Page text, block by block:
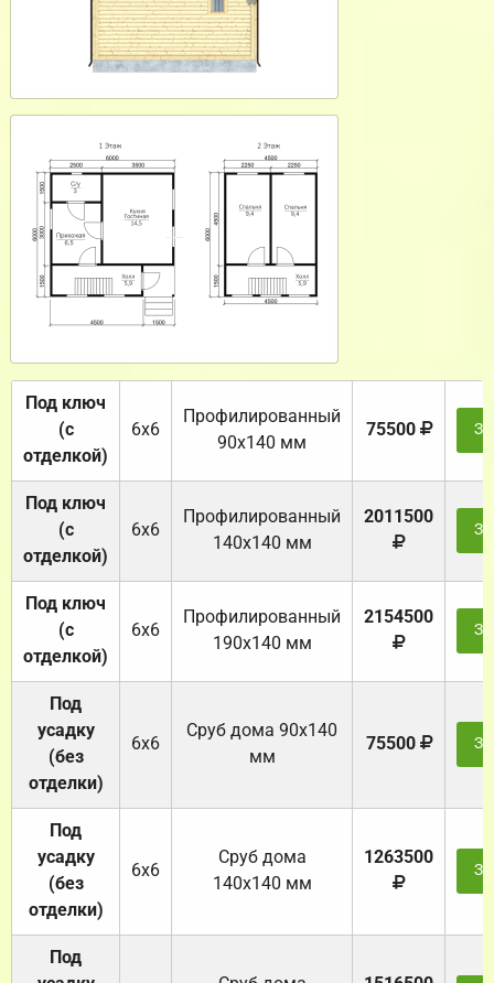
Под ключ
(с
отделкой)
6х6
Профилированный
90х140 мм
75500
Под ключ
(с
отделкой)
6х6
Профилированный
140х140 мм
2011500
Под ключ
(с
отделкой)
6х6
Профилированный
190х140 мм
2154500
Под
усадку
(без
отделки)
6х6
Cруб дома 90x140
мм
75500
Под
усадку
(без
отделки)
6х6
Cруб дома
140х140 мм
1263500
Под